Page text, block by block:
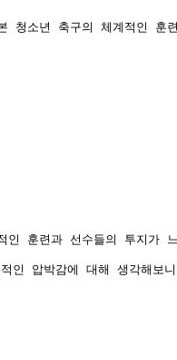
청소년 축구의 체계적인 훈
인 훈련과 선수들의 투지가
인 압박감에 대해 생각해보